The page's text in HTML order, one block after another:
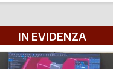
IN EVIDENZA